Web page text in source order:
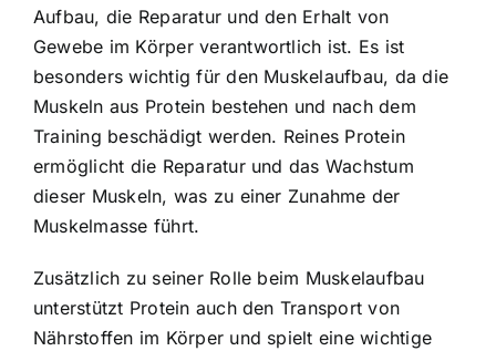
Aufbau, die Reparatur und den Erhalt von
Gewebe im Körper verantwortlich ist. Es ist
besonders wichtig für den Muskelaufbau, da die
Muskeln aus Protein bestehen und nach dem
Training beschädigt werden. Reines Protein
ermöglicht die Reparatur und das Wachstum
dieser Muskeln, was zu einer Zunahme der
Muskelmasse führt.
Zusätzlich zu seiner Rolle beim Muskelaufbau
unterstützt Protein auch den Transport von
Nährstoffen im Körper und spielt eine wichtige